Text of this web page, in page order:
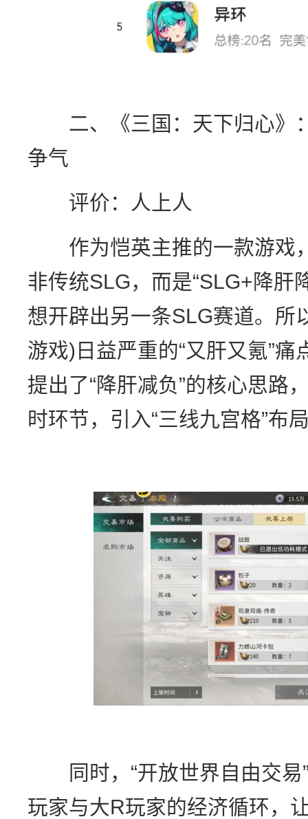
二、《三国：天下归心》
争气
评价：人上人
作为恺英主推的一款游戏
非传统SLG，而是“SLG+降肝
想开辟出另一条SLG赛道。所
游戏)日益严重的“又肝又氪”
提出了“降肝减负”的核心思路
时环节，引入“三线九宫格”布
同时，“开放世界自由交易
玩家与大R玩家的经济循环，